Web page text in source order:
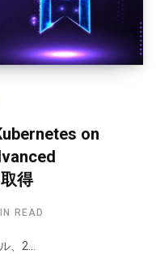
on
得
READ
、2…